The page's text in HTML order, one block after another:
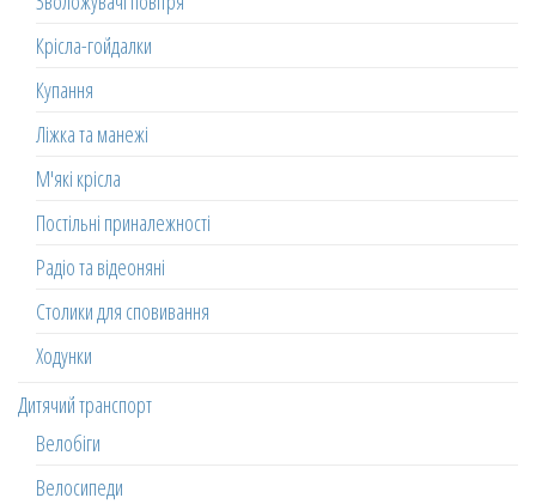
Крісла-гойдалки
Купання
Ліжка та манежі
М'які крісла
Постільні приналежності
Радіо та відеоняні
Столики для сповивання
Ходунки
Дитячий транспорт
Велобіги
Велосипеди